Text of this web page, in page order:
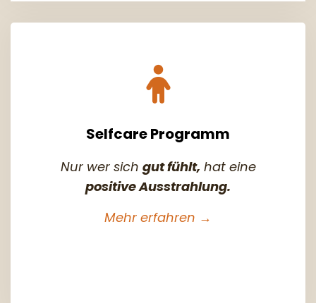
Selfcare Programm
Nur wer sich gut fühlt, hat eine
positive Ausstrahlung.
Mehr erfahren →